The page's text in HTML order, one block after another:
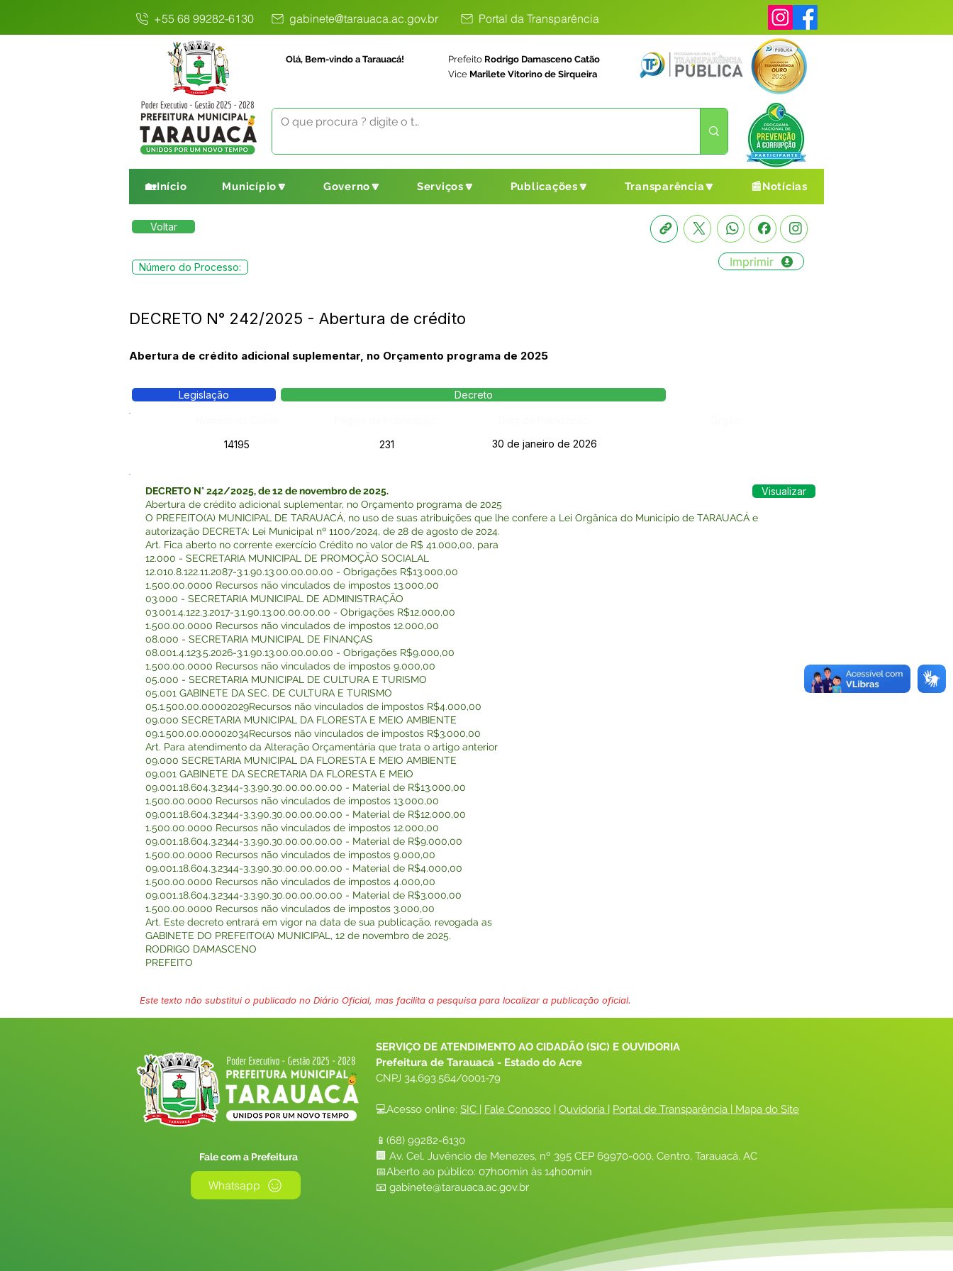
+55 68 99282-6130 gabinete@tarauaca.ac.gov.br Portal da Transparência
Olá, Bem-vindo a Tarauacá! Prefeito Rodrigo Damasceno Catão
Vice Marilete Vitorino de Sirqueira
🏡Início Município🔽 Governo🔽 Serviços🔽 Publicações🔽 Transparência🔽 📰Notícias
Voltar
Número do Processo: Imprimir
DECRETO N° 242/2025 - Abertura de crédito
Abertura de crédito adicional suplementar, no Orçamento programa de 2025
Legislação Decreto
14195
231 30 de janeiro de 2026
DECRETO N° 242/2025, de 12 de novembro de 2025.
Abertura de crédito adicional suplementar, no Orçamento programa de 2025
O PREFEITO(A) MUNICIPAL DE TARAUACÁ, no uso de suas atribuições que lhe confere a Lei Orgânica do Município de TARAUACÁ e
autorização DECRETA: Lei Municipal nº 1100/2024, de 28 de agosto de 2024.
Art. Fica aberto no corrente exercício Crédito no valor de R$ 41.000,00, para
12.000 - SECRETARIA MUNICIPAL DE PROMOÇÃO SOCIALAL
12.010.8.122.11.2087-3.1.90.13.00.00.00.00 - Obrigações R$13.000,00
1.500.00.0000 Recursos não vinculados de impostos 13.000,00
03.000 - SECRETARIA MUNICIPAL DE ADMINISTRAÇÃO
03.001.4.122.3.2017-3.1.90.13.00.00.00.00 - Obrigações R$12.000,00
1.500.00.0000 Recursos não vinculados de impostos 12.000,00
08.000 - SECRETARIA MUNICIPAL DE FINANÇAS
08.001.4.123.5.2026-3.1.90.13.00.00.00.00 - Obrigações R$9.000,00
1.500.00.0000 Recursos não vinculados de impostos 9.000,00
05.000 - SECRETARIA MUNICIPAL DE CULTURA E TURISMO
05.001 GABINETE DA SEC. DE CULTURA E TURISMO
05.1.500.00.00002029Recursos não vinculados de impostos R$4.000,00
09.000 SECRETARIA MUNICIPAL DA FLORESTA E MEIO AMBIENTE
09.1.500.00.00002034Recursos não vinculados de impostos R$3.000,00
Art. Para atendimento da Alteração Orçamentária que trata o artigo anterior
09.000 SECRETARIA MUNICIPAL DA FLORESTA E MEIO AMBIENTE
09.001 GABINETE DA SECRETARIA DA FLORESTA E MEIO
09.001.18.604.3.2344-3.3.90.30.00.00.00.00 - Material de R$13.000,00
1.500.00.0000 Recursos não vinculados de impostos 13.000,00
09.001.18.604.3.2344-3.3.90.30.00.00.00.00 - Material de R$12.000,00
1.500.00.0000 Recursos não vinculados de impostos 12.000,00
09.001.18.604.3.2344-3.3.90.30.00.00.00.00 - Material de R$9.000,00
1.500.00.0000 Recursos não vinculados de impostos 9.000,00
09.001.18.604.3.2344-3.3.90.30.00.00.00.00 - Material de R$4.000,00
1.500.00.0000 Recursos não vinculados de impostos 4.000,00
09.001.18.604.3.2344-3.3.90.30.00.00.00.00 - Material de R$3.000,00
1.500.00.0000 Recursos não vinculados de impostos 3.000,00
Art. Este decreto entrará em vigor na data de sua publicação, revogada as
GABINETE DO PREFEITO(A) MUNICIPAL, 12 de novembro de 2025.
RODRIGO DAMASCENO
PREFEITO
Visualizar
Este texto não substitui o publicado no Diário Oficial, mas facilita a pesquisa para localizar a publicação oficial.
Fale com a Prefeitura
Whatsapp
SERVIÇO DE ATENDIMENTO AO CIDADÃO (SIC) E OUVIDORIA
Prefeitura de Tarauacá - Estado do Acre
CNPJ 34.693.564/0001-79
💻Acesso online: SIC | Fale Conosco | Ouvidoria | Portal de Transparência | Mapa do Site
📱(68) 99282-6130
🏢 Av. Cel. Juvêncio de Menezes, nº 395 CEP 69970-000, Centro, Tarauacá, AC
📅Aberto ao público: 07h00min às 14h00min
📧 gabinete@tarauaca.ac.gov.br